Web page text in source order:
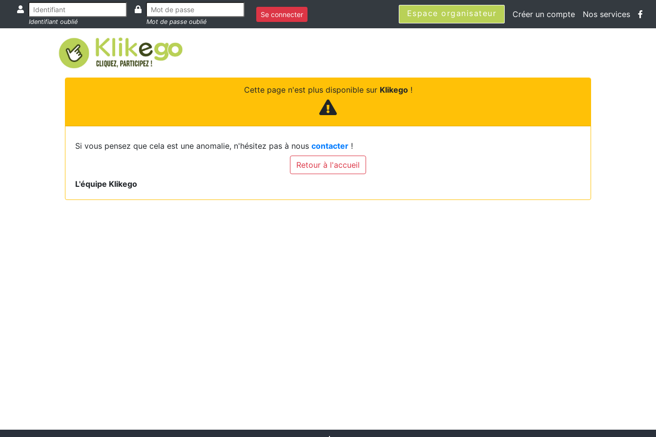
Identifiant oublié Mot de passe oublié
Se connecter Espace organisateur Créer un compte Nos services
Cette page n'est plus disponible sur Klikego!
Si vous pensez que cela est une anomalie, n'hésitez pas à nous contacter !
Retour à l'accueil
L'équipe Klikego